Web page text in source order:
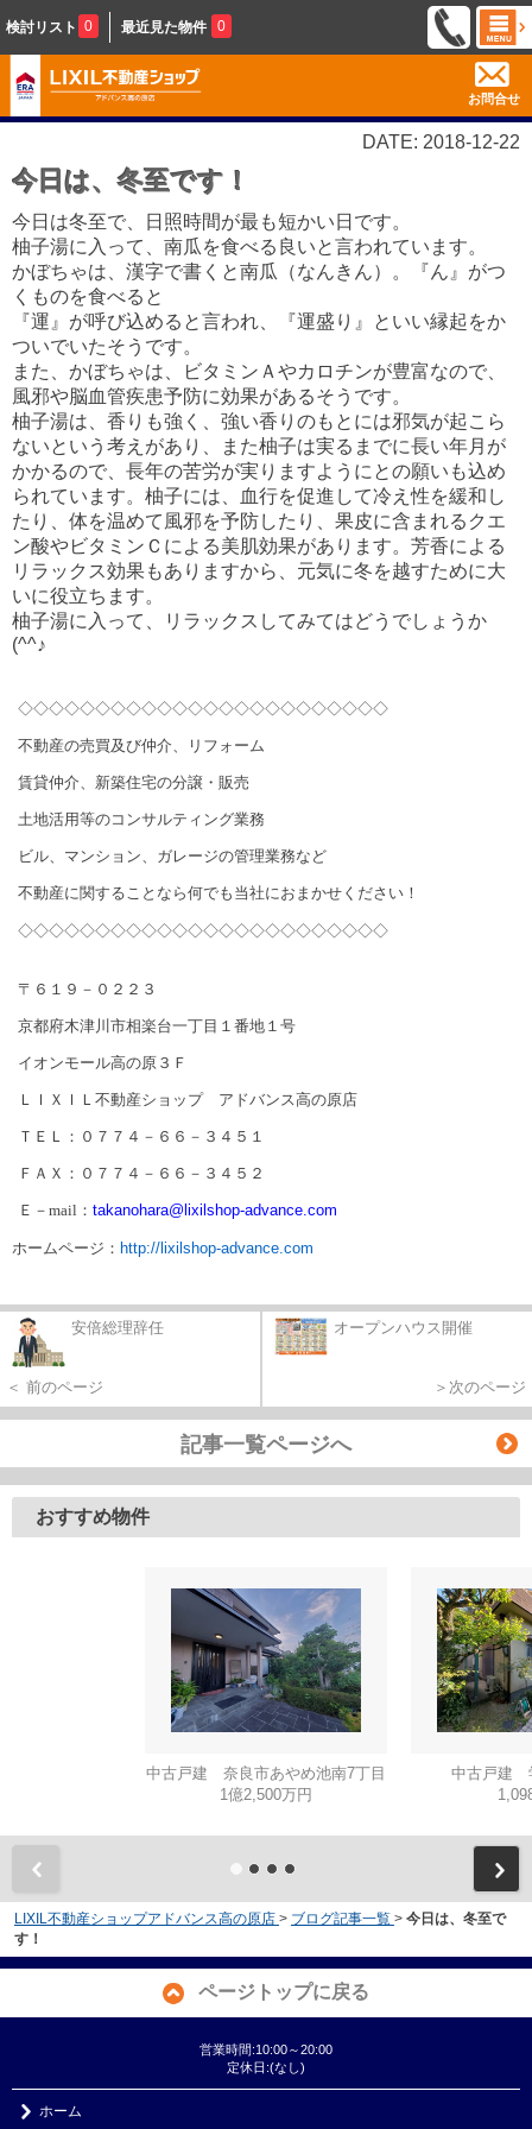
検討リスト 0 最近見た物件 0
お問合せ
DATE: 2018-12-22
今日は、冬至です！
今日は冬至で、日照時間が最も短かい日です。
柚子湯に入って、南瓜を食べる良いと言われています。
かぼちゃは、漢字で書くと南瓜（なんきん）。『ん』がつ
くものを食べると
『運』が呼び込めると言われ、『運盛り』といい縁起をか
ついでいたそうです。
また、かぼちゃは、ビタミンＡやカロチンが豊富なので、
風邪や脳血管疾患予防に効果があるそうです。
柚子湯は、香りも強く、強い香りのもとには邪気が起こら
ないという考えがあり、また柚子は実るまでに長い年月が
かかるので、長年の苦労が実りますようにとの願いも込め
られています。柚子には、血行を促進して冷え性を緩和し
たり、体を温めて風邪を予防したり、果皮に含まれるクエ
ン酸やビタミンＣによる美肌効果があります。芳香による
リラックス効果もありますから、元気に冬を越すために大
いに役立ちます。
柚子湯に入って、リラックスしてみてはどうでしょうか
(^^♪
◇◇◇◇◇◇◇◇◇◇◇◇◇◇◇◇◇◇◇◇◇◇◇◇
不動産の売買及び仲介、リフォーム
賃貸仲介、新築住宅の分譲・販売
土地活用等のコンサルティング業務
ビル、マンション、ガレージの管理業務など
不動産に関することなら何でも当社におまかせください！
◇◇◇◇◇◇◇◇◇◇◇◇◇◇◇◇◇◇◇◇◇◇◇◇
〒６１９－０２２３
京都府木津川市相楽台一丁目１番地１号
イオンモール高の原３Ｆ
ＬＩＸＩＬ不動産ショップ アドバンス高の原店
ＴＥＬ：０７７４－６６－３４５１
ＦＡＸ：０７７４－６６－３４５２
Ｅ－ mail ： takanohara@lixilshop-advance.com
ホームページ： http://lixilshop-advance.com
安倍総理辞任
＜ 前のページ
オープンハウス開催
＞次のページ
記事一覧ページへ
おすすめ物件
中古戸建 奈良市あやめ池南7丁目
1億2,500万円
中古戸建
LIXIL不動産ショップアドバンス高の原店 > ブログ記事一覧 > 今日は、冬至で
す！
ページトップに戻る
営業時間:10:00～20:00
定休日:(なし)
ホーム